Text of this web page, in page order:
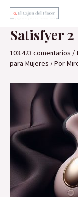
contenido
Satisfyer
103.423 comentarios /
para Mujeres / Por